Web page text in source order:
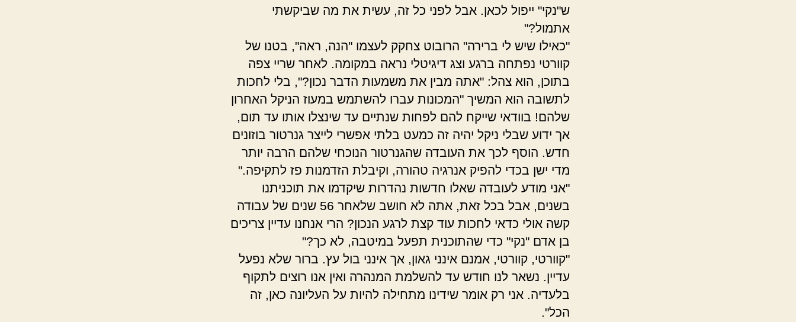
ש"נקי" ייפול לכאן. אבל לפני כל זה, עשית את מה שביקשתי
אתמול?"
"כאילו שיש לי ברירה" הרובוט צחקק לעצמו "הנה, ראה", בטנו של
קוורטי נפתחה ברגע וצג דיגיטלי נראה במקומה. לאחר שריי צפה
בתוכן, הוא צהל: "אתה מבין את משמעות הדבר נכון?", בלי לחכות
לתשובה הוא המשיך "המכונות עברו להשתמש במעוז הניקל האחרון
שלהם! בוודאי שייקח להם לפחות שנתיים עד שינצלו אותו עד תום,
אך ידוע שבלי ניקל יהיה זה כמעט בלתי אפשרי לייצר גנרטור בוזונים
חדש. הוסף לכך את העובדה שהגנרטור הנוכחי שלהם הרבה יותר
מדי ישן בכדי להפיק אנרגיה טהורה, וקיבלת הזדמנות פז לתקיפה."
"אני מודע לעובדה שאלו חדשות נהדרות שיקדמו את תוכניתנו
בשנים, אבל בכל זאת, אתה לא חושב שלאחר 56 שנים של עבודה
קשה אולי כדאי לחכות עוד קצת לרגע הנכון? הרי אנחנו עדיין צריכים
בן אדם "נקי" כדי שהתוכנית תפעל במיטבה, לא כך?"
"קוורטי, קוורטי, אמנם אינני גאון, אך אינני בול עץ. ברור שלא נפעל
עדיין. נשאר לנו חודש עד להשלמת המנהרה ואין אנו רוצים לתקוף
בלעדיה. אני רק אומר שידינו מתחילה להיות על העליונה כאן, זה
הכל".